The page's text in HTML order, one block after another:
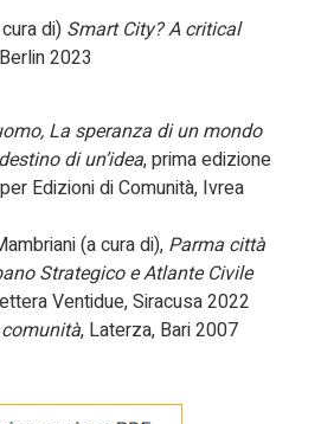
di) Smart City? A critical
2023
La speranza di un mondo
di un’idea, prima edizione
Edizioni di Comunità, Ivrea
(a cura di), Parma città
Strategico e Atlante Civile
Ventidue, Siracusa 2022
, Laterza, Bari 2007